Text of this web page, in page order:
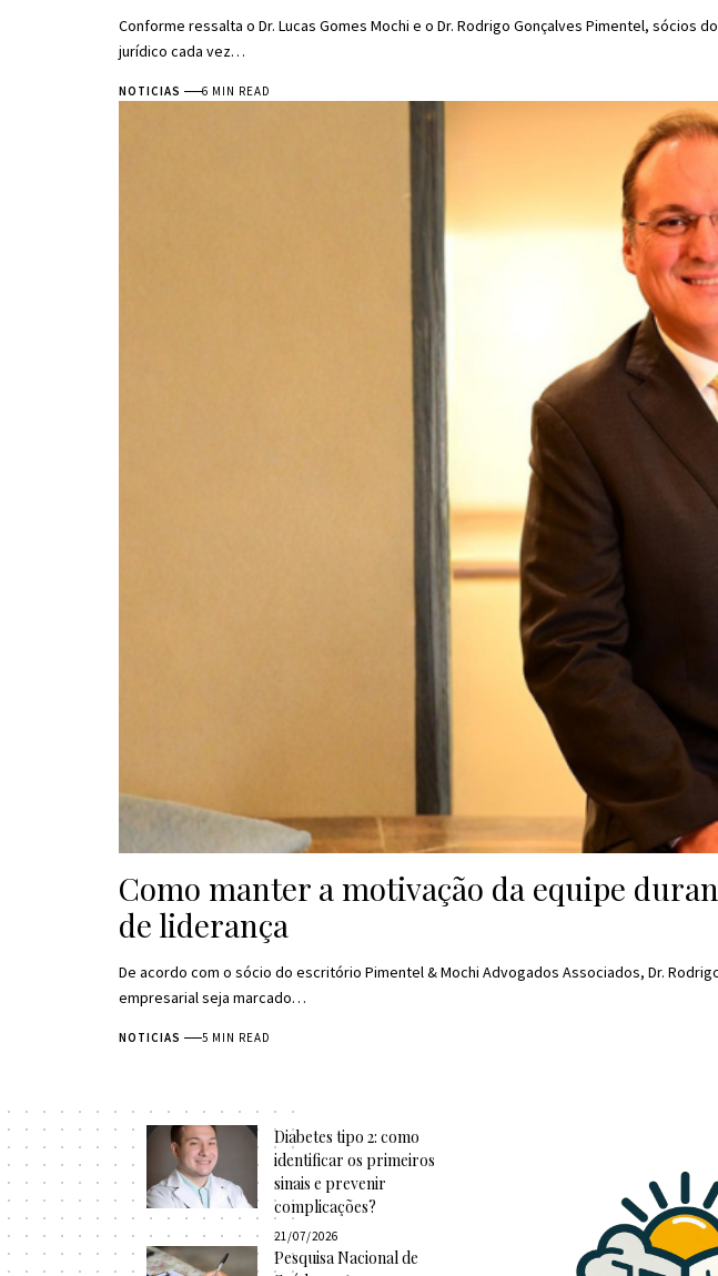
Conforme ressalta o Dr. Lucas Gomes Mochi e o Dr. Rodrigo Gonçalves Pimentel,
jurídico cada vez…
NOTICIAS 6 MIN READ
Como manter a motivação da equipe
de liderança
De acordo com o sócio do escritório Pimentel & Mochi Advogados Associados, Dr.
empresarial seja marcado…
NOTICIAS 5 MIN READ
Diabetes tipo 2: como
identificar os primeiros
sinais e prevenir
complicações?
21/07/2026
Pesquisa Nacional de